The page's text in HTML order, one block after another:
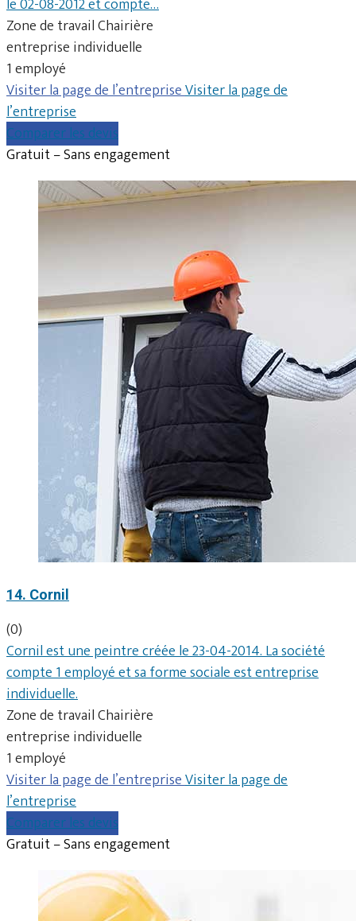
Zone de travail Chairière
entreprise individuelle
1 employé
Visiter la page de l’entrepriseVisiter la page de
l’entreprise
Comparer les devis
Gratuit – Sans engagement
14. Cornil
(0)
Cornil est une peintre créée le 23-04-2014. La société
compte 1 employé et sa forme sociale est entreprise
individuelle.
Zone de travail Chairière
entreprise individuelle
1 employé
Visiter la page de l’entrepriseVisiter la page de
l’entreprise
Comparer les devis
Gratuit – Sans engagement